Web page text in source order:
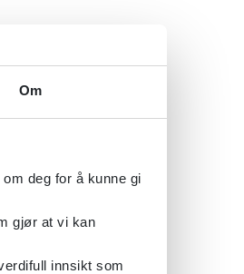
Om
deg for å kunne gi
gjør at vi kan
innsikt som